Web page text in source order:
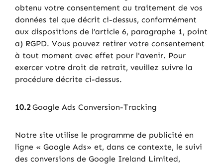
obtenu votre consentement au traitement de vos
données tel que décrit ci-dessus, conformément
aux dispositions de l’article 6, paragraphe 1, point
a) RGPD. Vous pouvez retirer votre consentement
à tout moment avec effet pour l'avenir. Pour
exercer votre droit de retrait, veuillez suivre la
procédure décrite ci-dessus.
10.2Google Ads Conversion-Tracking
Notre site utilise le programme de publicité en
ligne « Google Ads» et, dans ce contexte, le suivi
des conversions de Google Ireland Limited,